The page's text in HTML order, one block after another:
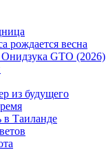
рождается весна
GTO (2026)
из будущего
в Таиланде